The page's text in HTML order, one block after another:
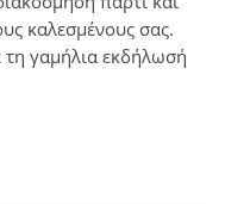
καλεσμένους σας.
γαμήλια εκδήλωσή